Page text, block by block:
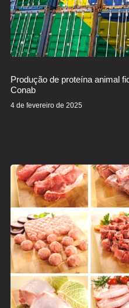
Produção de proteína animal
Conab
4 de fevereiro de 2025